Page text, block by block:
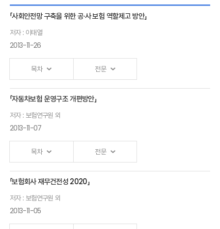
「사회안전망 구축을 위한 공·사 보험 역할제고 방안」
저자 : 이태열
2013-11-26
목차 전문
「자동차보험 운영구조 개편방안」
저자 : 보험연구원 외
2013-11-07
목차 전문
「보험회사 재무건전성 2020」
저자 : 보험연구원 외
2013-11-05